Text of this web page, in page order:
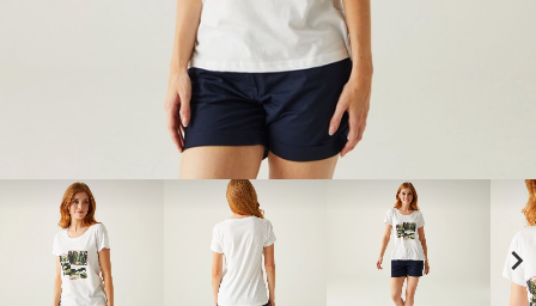
chevron_right